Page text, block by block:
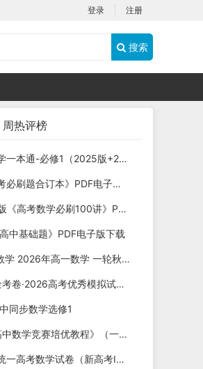
登录 注册
搜索
周热评榜
一数-高中数学一本通-必修1（2025版+2026版）PDF下载
2026版《高考必刷题合订本》PDF电子版下载
2025+2026版《高考数学必刷100讲》PDF电子版下载
中基础题》PDF电子版下载
赵礼显 高中数学 2026年高一数学 一轮秋季班
天星教育《金考卷·2026高考优秀模拟试卷汇编45套 (全国版) 》
同步数学选修1
浙大优学《高中数学竞赛培优教程》（一试+二试）电子版下载打印
2026年全国统一高考数学试卷（新高考Ⅰ卷）PDF电子版下载